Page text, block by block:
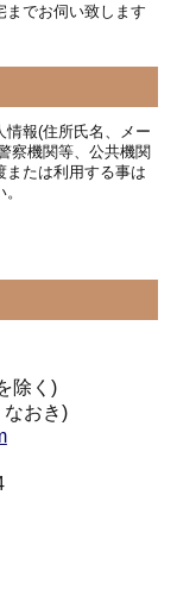
までお伺い致します
情報(住所氏名、メー
察機関等、公共機関
または利用する事は
除く)
おき)